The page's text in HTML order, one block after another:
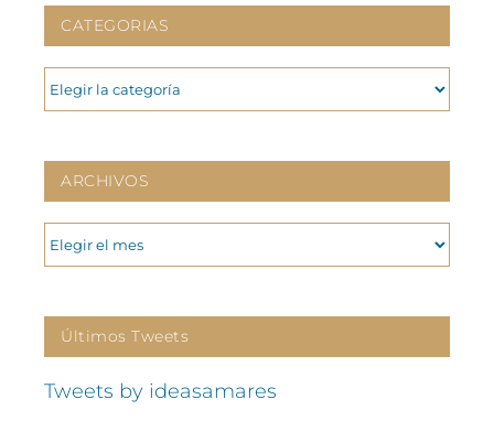
CATEGORIAS
CATEGORIAS
ARCHIVOS
ARCHIVOS
Últimos Tweets
Tweets by ideasamares